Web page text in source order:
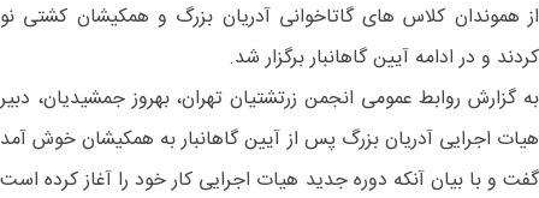
از هموندان کلاس های گاتاخوانی آدریان بزرگ و همکیشان کشتی نو
کردند و در ادامه آیین گاهانبار برگزار شد.
به گزارش روابط عمومی انجمن زرتشتیان تهران، بهروز جمشیدیان، دبیر
هیات اجرایی آدریان بزرگ پس از آیین گاهانبار به همکیشان خوش آمد
گفت و با بیان آنکه دوره جدید هیات اجرایی کار خود را آغاز کرده است